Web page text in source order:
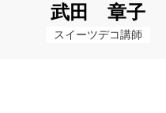
武田 章子
スイーツデコ講師